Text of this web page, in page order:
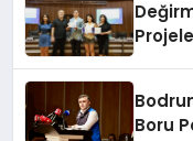
Boru